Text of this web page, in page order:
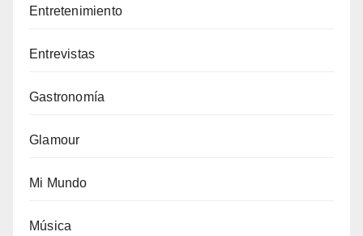
Entretenimiento
Entrevistas
Gastronomía
Glamour
Mi Mundo
Música